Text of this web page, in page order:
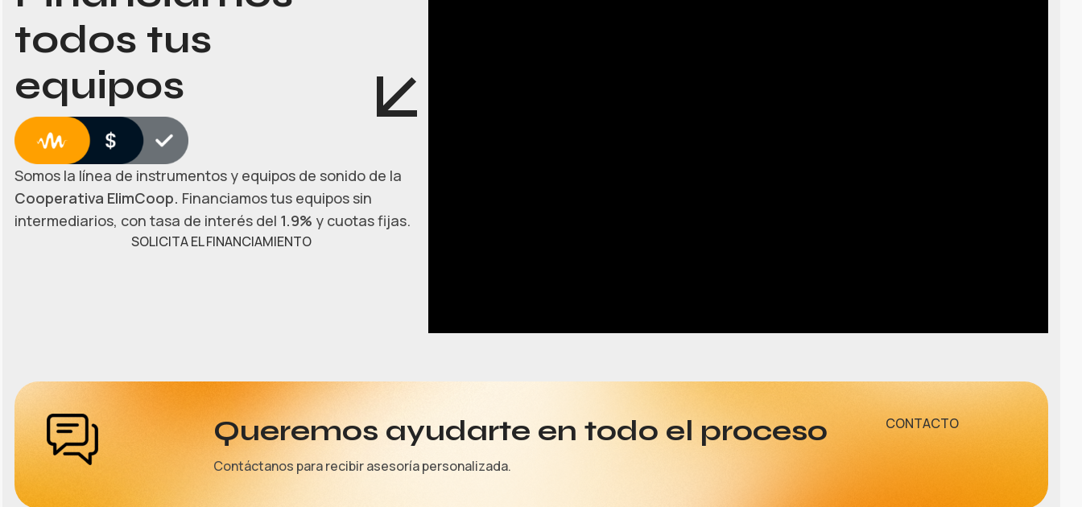
todos tus
equipos
Somos la línea de instrumentos y equipos de sonido de la
Cooperativa ElimCoop. Financiamos tus equipos sin
intermediarios, con tasa de interés del 1.9% y cuotas fijas.
SOLICITA EL FINANCIAMIENTO
Queremos ayudarte en todo el proceso
Contáctanos para recibir asesoría personalizada.
CONTACTO